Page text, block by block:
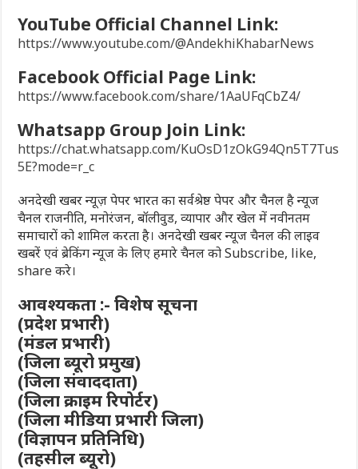
YouTube Official Channel Link:
https://www.youtube.com/@AndekhiKhabarNews
Facebook Official Page Link:
https://www.facebook.com/share/1AaUFqCbZ4/
Whatsapp Group Join Link:
https://chat.whatsapp.com/KuOsD1zOkG94Qn5T7Tus
5E?mode=r_c
अनदेखी खबर न्यूज़ पेपर भारत का सर्वश्रेष्ठ पेपर और चैनल है न्यूज
चैनल राजनीति, मनोरंजन, बॉलीवुड, व्यापार और खेल में नवीनतम
समाचारों को शामिल करता है। अनदेखी खबर न्यूज चैनल की लाइव
खबरें एवं ब्रेकिंग न्यूज के लिए हमारे चैनल को Subscribe, like,
share करे।
आवश्यकता :- विशेष सूचना
(प्रदेश प्रभारी)
(मंडल प्रभारी)
(जिला ब्यूरो प्रमुख)
(जिला संवाददाता)
(जिला क्राइम रिपोर्टर)
(जिला मीडिया प्रभारी जिला)
(विज्ञापन प्रतिनिधि)
(तहसील ब्यूरो)